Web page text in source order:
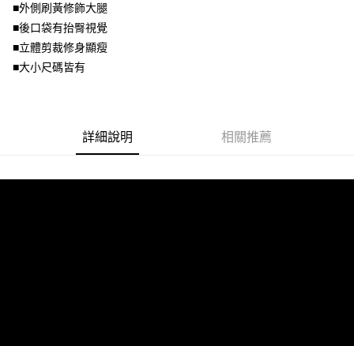
權轉讓予恩沛科技股份有限公司。
２．關於個人資料處理事宜，請瀏覽以下網址：
https://aftee.tw/terms/#terms3
３．未成年的使用者請事先徵得法定代理人或監護人之同意方可使用
「AFTEE先享後付」，若未經同意申辦者引起之損失，本公司不負相關責
５．嚴禁一人註冊多個帳號或使用他人資訊註冊。若發現惡意使用之情形，
■外側刷黃修飾大腿
■後口袋有抬臀視覺
■立體剪裁修身顯瘦
■大小尺碼皆有
詳細說明 相關推薦